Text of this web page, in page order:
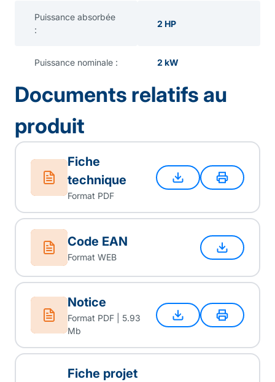
Puissance absorbée
:
2 HP
Puissance nominale : 2 kW
Documents relatifs au
produit
Fiche
technique
Format PDF
Code EAN
Format WEB
Notice
Format PDF | 5.93
Mb
Fiche projet